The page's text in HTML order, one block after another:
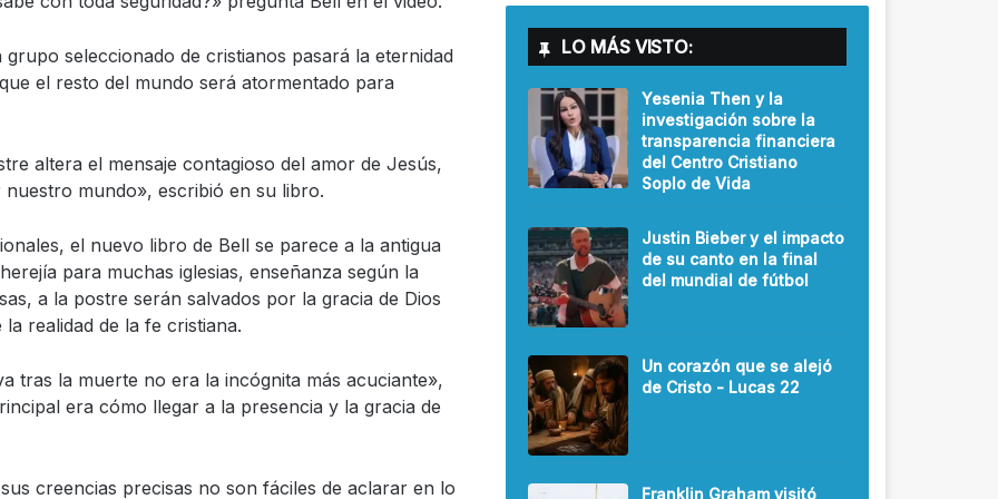
seleccionado de cristianos pasará la eternidad
el resto del mundo será atormentado para
altera el mensaje contagioso del amor de Jesús,
mundo», escribió en su libro.
el nuevo libro de Bell se parece a la antigua
para muchas iglesias, enseñanza según la
a la postre serán salvados por la gracia de Dios
realidad de la fe cristiana.
tras la muerte no era la incógnita más acuciante»,
era cómo llegar a la presencia y la gracia de
creencias precisas no son fáciles de aclarar en lo
LO MÁS VISTO:
Yesenia Then y la
investigación sobre la
transparencia financiera
del Centro Cristiano
Soplo de Vida
Justin Bieber y el impacto
de su canto en la final
del mundial de fútbol
Un corazón que se alejó
de Cristo - Lucas 22
Franklin Graham visitó